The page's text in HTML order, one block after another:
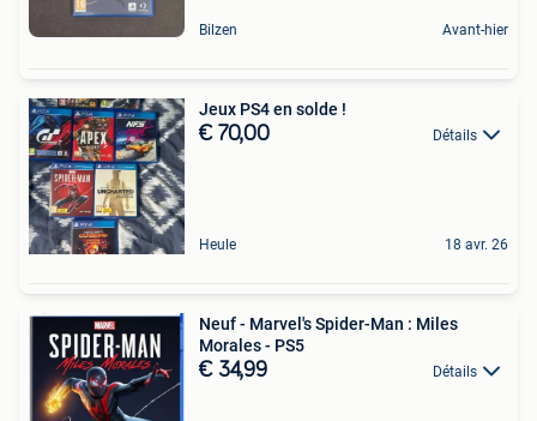
Bilzen Avant-hier
Jeux PS4 en solde !
€ 70,00 Détails
Heule 18 avr. 26
Neuf - Marvel's Spider-Man : Miles
Morales - PS5
€ 34,99 Détails